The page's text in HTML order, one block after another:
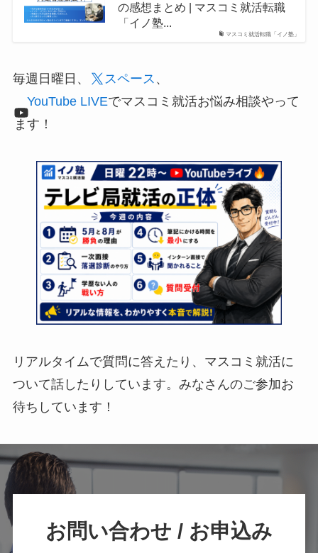
マスコミ就活転職「イノ塾」
の感想まとめ | マスコミ就活転職
「イノ塾...
毎週日曜日、 スペース 、
YouTube LIVEでマスコミ就活お悩み相談やって
ます！
リアルタイムで質問に答えたり、マスコミ就活に
ついて話したりしています。みなさんのご参加お
待ちしています！
お問い合わせ / お申込み